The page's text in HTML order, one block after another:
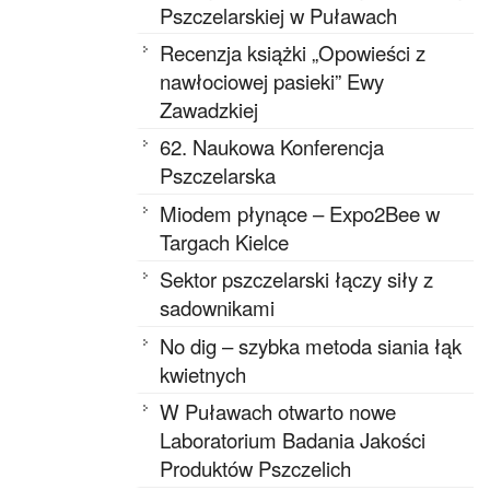
Pszczelarskiej w Puławach
Recenzja książki „Opowieści z
nawłociowej pasieki” Ewy
Zawadzkiej
62. Naukowa Konferencja
Pszczelarska
Miodem płynące – Expo2Bee w
Targach Kielce
Sektor pszczelarski łączy siły z
sadownikami
No dig – szybka metoda siania łąk
kwietnych
W Puławach otwarto nowe
Laboratorium Badania Jakości
Produktów Pszczelich